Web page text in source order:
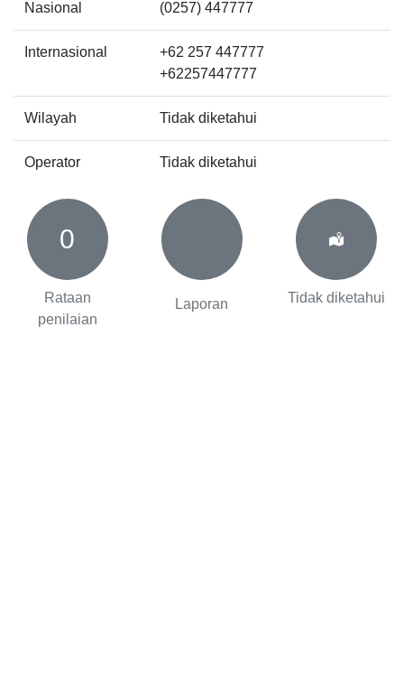
Nasional (0257) 447777
Internasional
+62 257 447777
+62257447777
Wilayah Tidak diketahui
Operator Tidak diketahui
0
Rataan
penilaian
Laporan Tidak diketahui